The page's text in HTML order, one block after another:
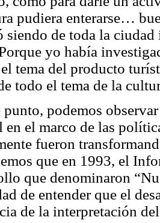
pudiera enterarse…
siendo de toda la
yo había
el tema del producto
todo el tema de la
punto, podemos
en el marco de las
fueron
que en 1993, el
que denominaron
de entender que el
de la interpretación